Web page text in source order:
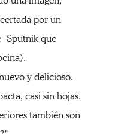
por un
Sputnik que
y delicioso.
casi sin hojas.
también son